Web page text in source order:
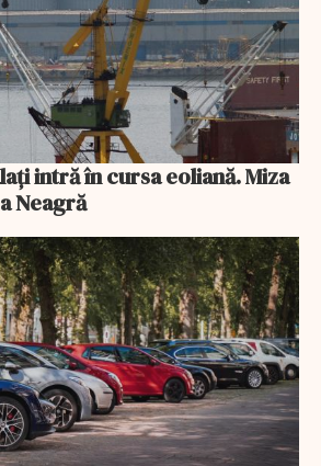
intră în cursa eoliană. Miza
Neagră